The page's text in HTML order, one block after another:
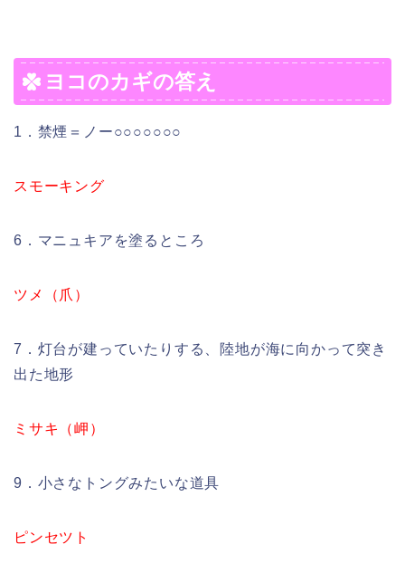
ヨコのカギの答え
1．禁煙＝ノー○○○○○○○
スモーキング
6．マニュキアを塗るところ
ツメ（爪）
7．灯台が建っていたりする、陸地が海に向かって突き
出た地形
ミサキ（岬）
9．小さなトングみたいな道具
ピンセツト